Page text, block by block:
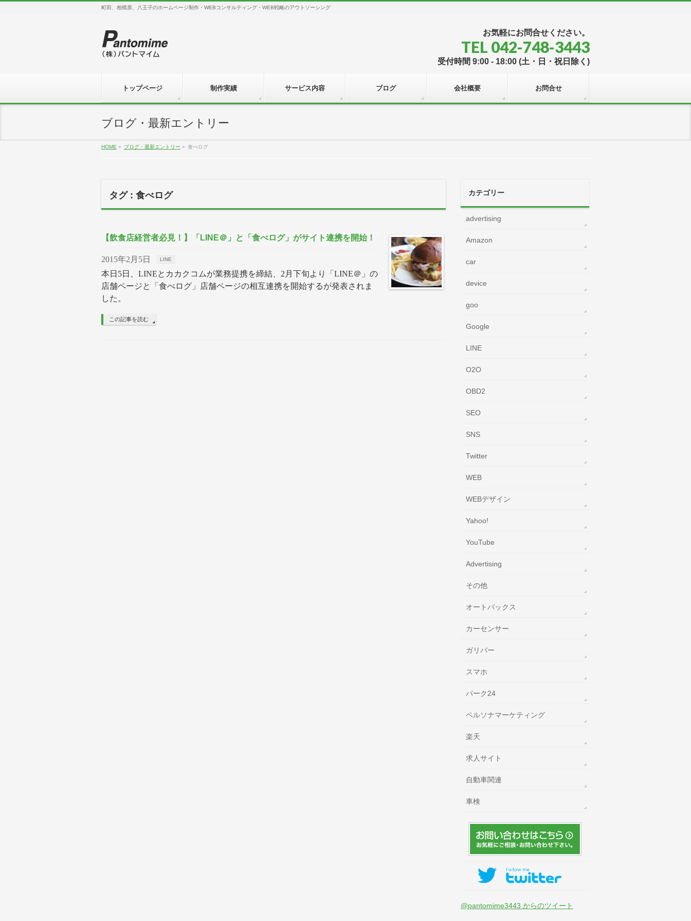
町田、相模原、八王子のホームページ制作・WEBコンサルティング・WEB戦略のアウトソーシング
お気軽にお問合せください。
TEL 042-748-3443
受付時間 9:00 - 18:00 (土・日・祝日除く)
トップページ 制作実績 サービス内容 ブログ 会社概要 お問合せ
ブログ・最新エントリー
HOME » ブログ・最新エントリー » 食べログ
タグ : 食べログ
【飲食店経営者必見！】「LINE＠」と「食べログ」がサイト連携を開始！
2015年2月5日 LINE
本日5日、LINEとカカクコムが業務提携を締結、2月下旬より「LINE＠」の
店舗ページと「食べログ」店舗ページの相互連携を開始するが発表されま
した。
この記事を読む
カテゴリー
advertising
Amazon
car
device
goo
Google
LINE
O2O
OBD2
SEO
SNS
Twitter
WEB
WEBデザイン
Yahoo!
YouTube
‎Advertising
その他
オートバックス
カーセンサー
ガリバー
スマホ
パーク24
ペルソナマーケティング
楽天
求人サイト
自動車関連
車検
@pantomime3443 からのツイート